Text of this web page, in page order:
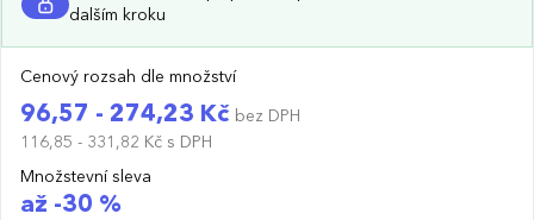
dalším kroku
Cenový rozsah dle množství
96,57 - 274,23 Kč bez DPH
116,85 - 331,82 Kč s DPH
Množstevní sleva
až -30 %